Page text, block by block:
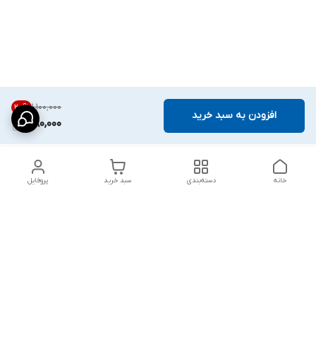
۱٬۱۰۰٬۰۰۰ 20%
880,000
افزودن به سبد خرید
پروفایل سبد خرید دسته‌بندی خانه